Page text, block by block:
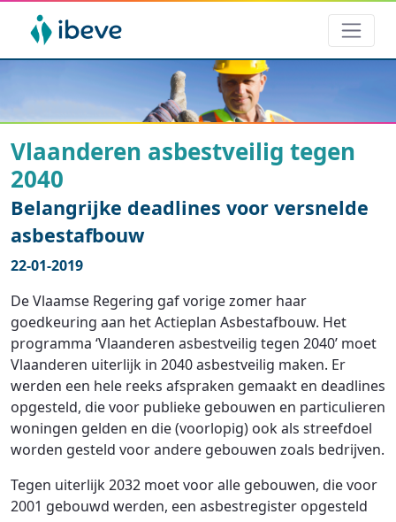
Vlaanderen asbestveilig tegen
2040
Belangrijke deadlines voor versnelde
asbestafbouw
22-01-2019
De Vlaamse Regering gaf vorige zomer haar
goedkeuring aan het Actieplan Asbestafbouw. Het
programma ‘Vlaanderen asbestveilig tegen 2040’ moet
Vlaanderen uiterlijk in 2040 asbestveilig maken. Er
werden een hele reeks afspraken gemaakt en deadlines
opgesteld, die voor publieke gebouwen en particulieren
woningen gelden en die (voorlopig) ook als streefdoel
worden gesteld voor andere gebouwen zoals bedrijven.
Tegen uiterlijk 2032 moet voor alle gebouwen, die voor
2001 gebouwd werden, een asbestregister opgesteld